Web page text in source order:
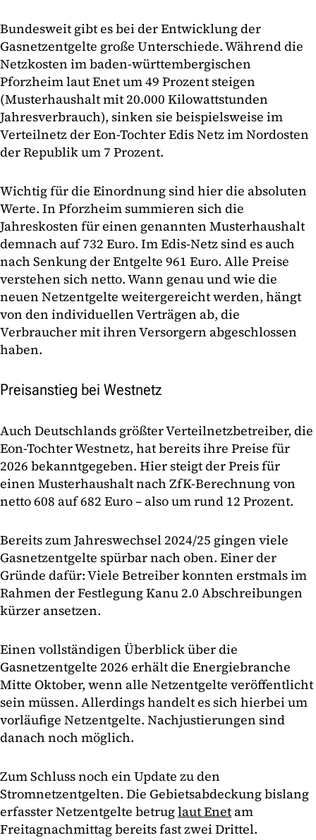
Bundesweit gibt es bei der Entwicklung der
Gasnetzentgelte große Unterschiede. Während die
Netzkosten im baden-württembergischen
Pforzheim laut Enet um 49 Prozent steigen
(Musterhaushalt mit 20.000 Kilowattstunden
Jahresverbrauch), sinken sie beispielsweise im
Verteilnetz der Eon-Tochter Edis Netz im Nordosten
der Republik um 7 Prozent.
Wichtig für die Einordnung sind hier die absoluten
Werte. In Pforzheim summieren sich die
Jahreskosten für einen genannten Musterhaushalt
demnach auf 732 Euro. Im Edis-Netz sind es auch
nach Senkung der Entgelte 961 Euro. Alle Preise
verstehen sich netto. Wann genau und wie die
neuen Netzentgelte weitergereicht werden, hängt
von den individuellen Verträgen ab, die
Verbraucher mit ihren Versorgern abgeschlossen
haben.
Preisanstieg bei Westnetz
Auch Deutschlands größter Verteilnetzbetreiber, die
Eon-Tochter Westnetz, hat bereits ihre Preise für
2026 bekanntgegeben. Hier steigt der Preis für
einen Musterhaushalt nach ZfK-Berechnung von
netto 608 auf 682 Euro – also um rund 12 Prozent.
Bereits zum Jahreswechsel 2024/25 gingen viele
Gasnetzentgelte spürbar nach oben. Einer der
Gründe dafür: Viele Betreiber konnten erstmals im
Rahmen der Festlegung Kanu 2.0 Abschreibungen
kürzer ansetzen.
Einen vollständigen Überblick über die
Gasnetzentgelte 2026 erhält die Energiebranche
Mitte Oktober, wenn alle Netzentgelte veröffentlicht
sein müssen. Allerdings handelt es sich hierbei um
vorläufige Netzentgelte. Nachjustierungen sind
danach noch möglich.
Zum Schluss noch ein Update zu den
Stromnetzentgelten. Die Gebietsabdeckung bislang
erfasster Netzentgelte betruglaut Enetam
Freitagnachmittag bereits fast zwei Drittel.